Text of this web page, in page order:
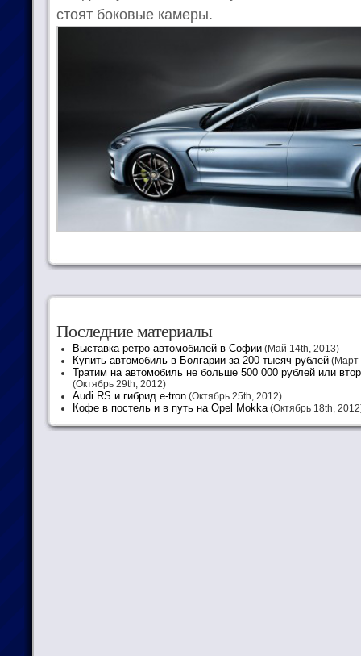
стоят боковые камеры.
Последние материалы
Выставка ретро автомобилей в Софии (Май 14th, 2013)
Купить автомобиль в Болгарии за 200 тысяч рублей (Март
Тратим на автомобиль не больше 500 000 рублей или
(Октябрь 29th, 2012)
Audi RS и гибрид e-tron (Октябрь 25th, 2012)
Кофе в постель и в путь на Opel Mokka(Октябрь 18th,